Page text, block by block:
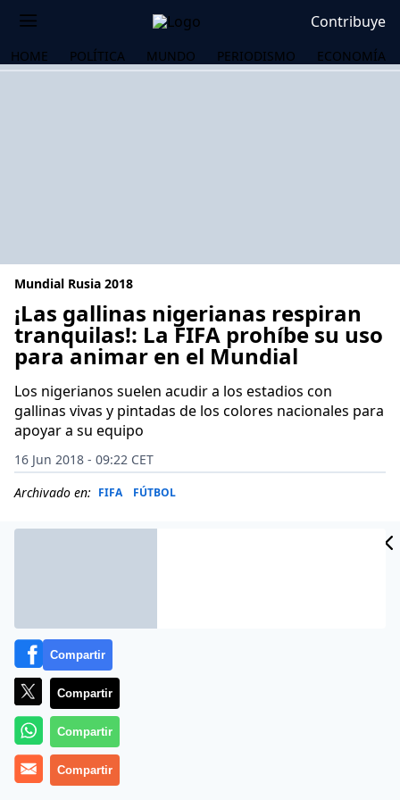
Contribuye
HOME POLÍTICA MUNDO PERIODISMO ECONOMÍA
Mundial Rusia 2018
¡Las gallinas nigerianas respiran
tranquilas!: La FIFA prohíbe su uso
para animar en el Mundial
Los nigerianos suelen acudir a los estadios con
gallinas vivas y pintadas de los colores nacionales para
apoyar a su equipo
16 Jun 2018 - 09:22 CET
Archivado en: FIFA FÚTBOL
Los aficionados nigerianos que animarán a su
Compartir
Compartir
Compartir
Compartir